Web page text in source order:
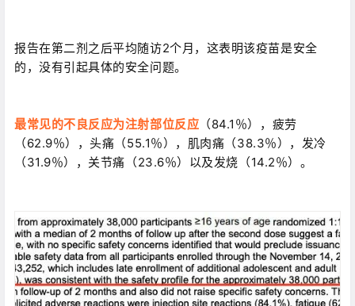
报告在第二剂之后平均随访2个月，这表明该疫苗是安全
的，没有引起具体的安全问题。
最常见的不良反应为注射部位反应 （84.1％），疲劳
（62.9％），头痛（55.1％），肌肉痛（38.3％），发冷
（31.9％），关节痛（23.6％）以及发烧（14.2％）。